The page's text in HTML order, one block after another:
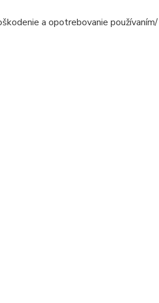
a opotrebovanie používaním/